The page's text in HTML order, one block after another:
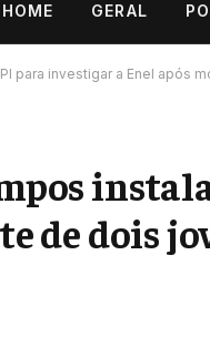
HOME GERAL
para investigar a Enel após
de dois